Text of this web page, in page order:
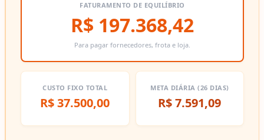
FATURAMENTO DE EQUILÍBRIO
R$ 197.368,42
Para pagar fornecedores, frota e loja.
CUSTO FIXO TOTAL
R$ 37.500,00
META DIÁRIA (26 DIAS)
R$ 7.591,09